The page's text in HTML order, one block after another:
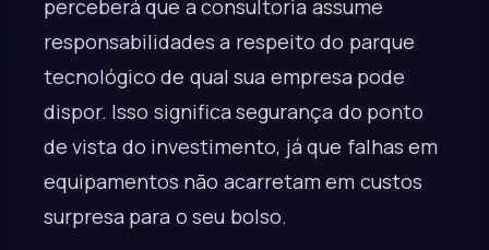
perceberá que a consultoria assume
responsabilidades a respeito do parque
tecnológico de qual sua empresa pode
dispor. Isso significa segurança do ponto
de vista do investimento, já que falhas em
equipamentos não acarretam em custos
surpresa para o seu bolso.